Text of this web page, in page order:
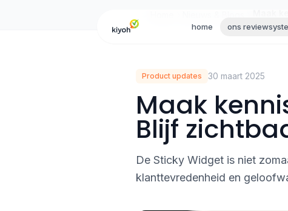
home ons
Product updates 30 maart 2025
Maak
Blijf
De Sticky Widget is niet
klanttevredenheid en